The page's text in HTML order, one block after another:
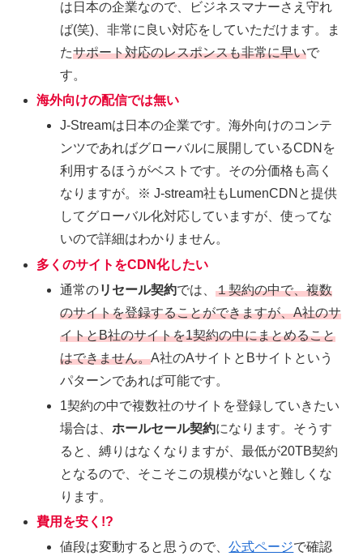
は日本の企業なので、ビジネスマナーさえ守れ
ば(笑)、非常に良い対応をしていただけます。ま
たサポート対応のレスポンスも非常に早いで
す。
海外向けの配信では無い
J-Streamは日本の企業です。海外向けのコンテ
ンツであればグローバルに展開しているCDNを
利用するほうがベストです。その分価格も高く
なりますが。※ J-stream社もLumenCDNと提供
してグローバル化対応していますが、使ってな
いので詳細はわかりません。
多くのサイトをCDN化したい
通常のリセール契約では、１契約の中で、複数
のサイトを登録することができますが、A社のサ
イトとB社のサイトを1契約の中にまとめること
はできません。A社のAサイトとBサイトという
パターンであれば可能です。
1契約の中で複数社のサイトを登録していきたい
場合は、ホールセール契約になります。そうす
ると、縛りはなくなりますが、最低が20TB契約
となるので、そこそこの規模がないと難しくな
ります。
費用を安く!?
値段は変動すると思うので、公式ページで確認